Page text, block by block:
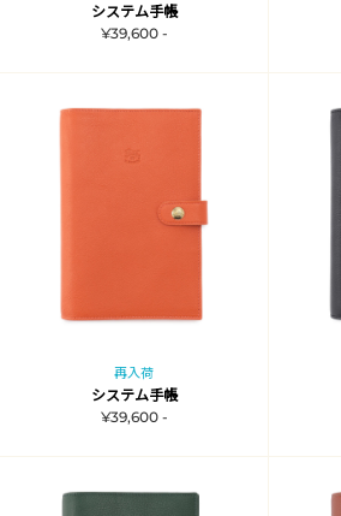
システム手帳
¥39,600 -
再入荷
システム手帳
¥39,600 -